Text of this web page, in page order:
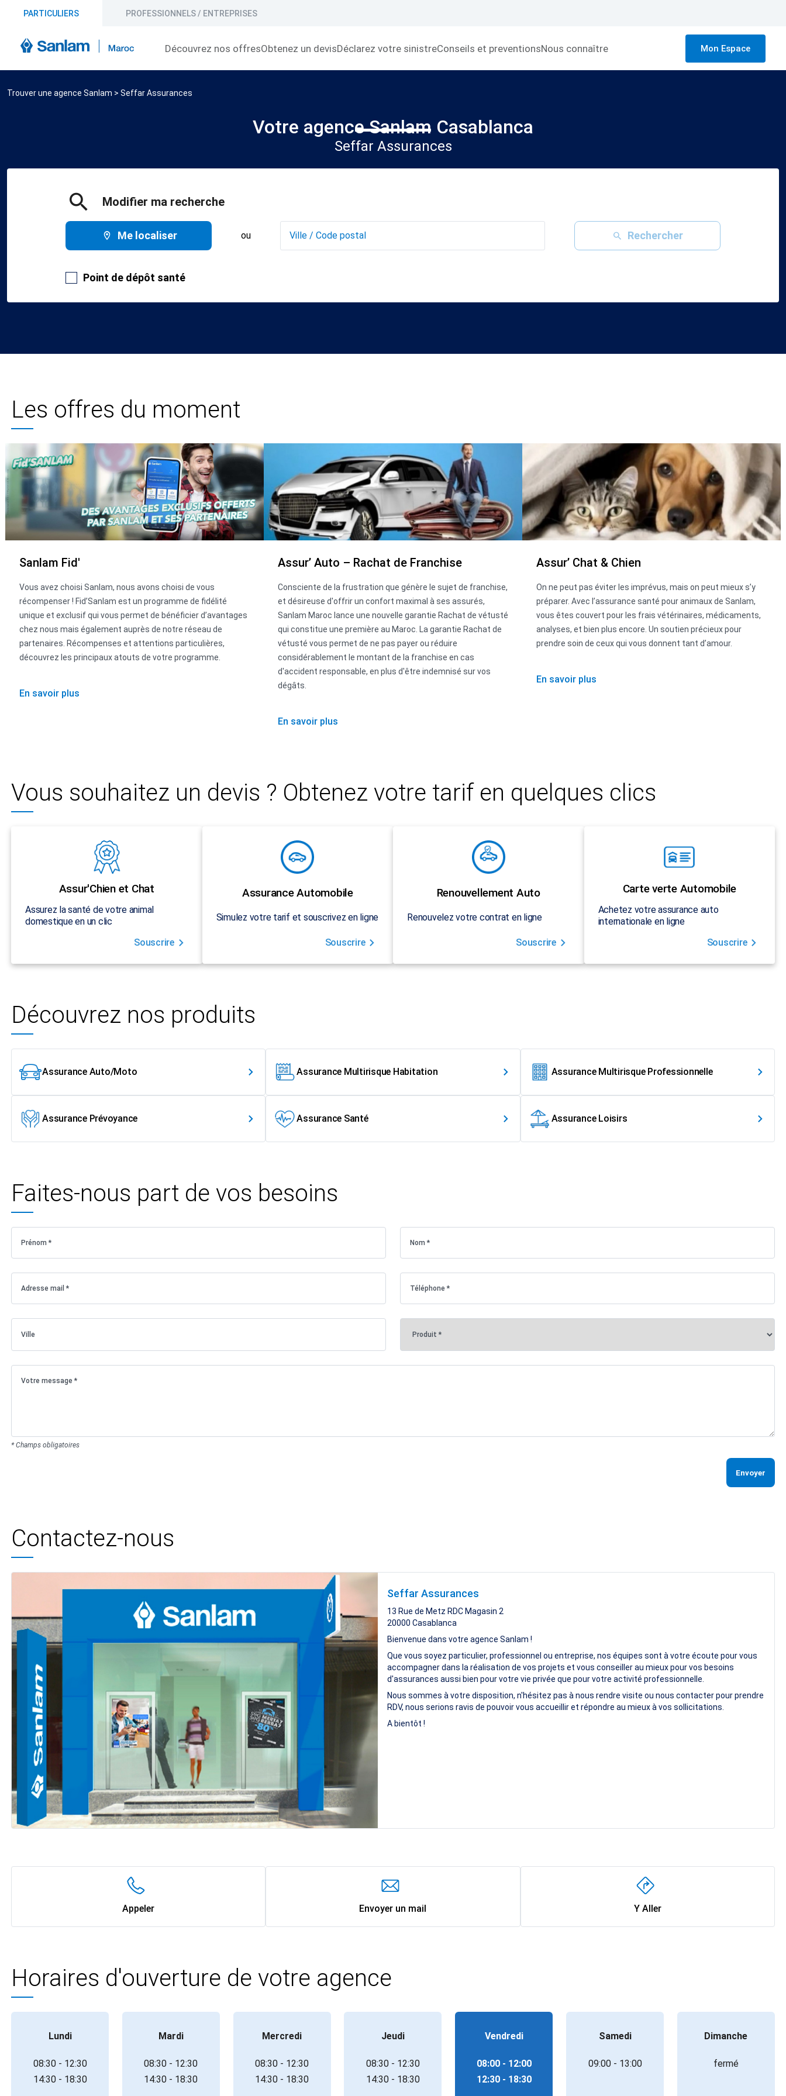
PARTICULIERS PROFESSIONNELS / ENTREPRISES
Découvrez nos offresObtenez un devisDéclarez votre sinistreConseils et preventionsNous connaître Mon Espace
Trouver une agence Sanlam > Seffar Assurances
Votre agence Sanlam Casablanca
Seffar Assurances
Modifier ma recherche
Me localiser ou Rechercher
Point de dépôt santé
Les offres du moment
Sanlam Fid'
Vous avez choisi Sanlam, nous avons choisi de vous
récompenser ! Fid’Sanlam est un programme de fidélité
unique et exclusif qui vous permet de bénéficier d’avantages
chez nous mais également auprès de notre réseau de
partenaires. Récompenses et attentions particulières,
découvrez les principaux atouts de votre programme.
En savoir plus
Assur’ Auto – Rachat de Franchise
Consciente de la frustration que génère le sujet de franchise,
et désireuse d'offrir un confort maximal à ses assurés,
Sanlam Maroc lance une nouvelle garantie Rachat de vétusté
qui constitue une première au Maroc. La garantie Rachat de
vétusté vous permet de ne pas payer ou réduire
considérablement le montant de la franchise en cas
d'accident responsable, en plus d'être indemnisé sur vos
dégâts.
En savoir plus
Assur’ Chat & Chien
On ne peut pas éviter les imprévus, mais on peut mieux s’y
préparer. Avec l’assurance santé pour animaux de Sanlam,
vous êtes couvert pour les frais vétérinaires, médicaments,
analyses, et bien plus encore. Un soutien précieux pour
prendre soin de ceux qui vous donnent tant d’amour.
En savoir plus
Vous souhaitez un devis ? Obtenez votre tarif en quelques clics
Assur'Chien et Chat
Assurez la santé de votre animal
domestique en un clic
Souscrire
Assurance Automobile
Simulez votre tarif et souscrivez en ligne
Souscrire
Renouvellement Auto
Renouvelez votre contrat en ligne
Souscrire
Carte verte Automobile
Achetez votre assurance auto
internationale en ligne
Souscrire
Découvrez nos produits
Assurance Auto/Moto Assurance Multirisque Habitation Assurance Multirisque Professionnelle
Assurance Prévoyance Assurance Santé Assurance Loisirs
Faites-nous part de vos besoins
* Champs obligatoires
Envoyer
Contactez-nous
Seffar Assurances
13 Rue de Metz RDC Magasin 2
20000 Casablanca
Bienvenue dans votre agence Sanlam !
Que vous soyez particulier, professionnel ou entreprise, nos équipes sont à votre écoute pour vous
accompagner dans la réalisation de vos projets et vous conseiller au mieux pour vos besoins
d'assurances aussi bien pour votre vie privée que pour votre activité professionnelle.
Nous sommes à votre disposition, n'hésitez pas à nous rendre visite ou nous contacter pour prendre
RDV, nous serions ravis de pouvoir vous accueillir et répondre au mieux à vos sollicitations.
A bientôt !
Appeler Envoyer un mail Y Aller
Horaires d'ouverture de votre agence
Lundi
08:30 - 12:30
14:30 - 18:30
Mardi
08:30 - 12:30
14:30 - 18:30
Mercredi
08:30 - 12:30
14:30 - 18:30
Jeudi
08:30 - 12:30
14:30 - 18:30
Vendredi
08:00 - 12:00
12:30 - 18:30
Samedi
09:00 - 13:00
Dimanche
fermé